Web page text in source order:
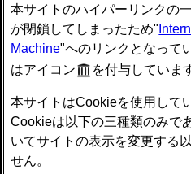
本サイトのハイパーリンクの
が閉鎖してしまったため"
Machine"へのリンクとなって
はアイコン
を付与していま
本サイトはCookieを使用して
Cookieは以下の三種類のみで
いてサイトの表示を変更する
せん。